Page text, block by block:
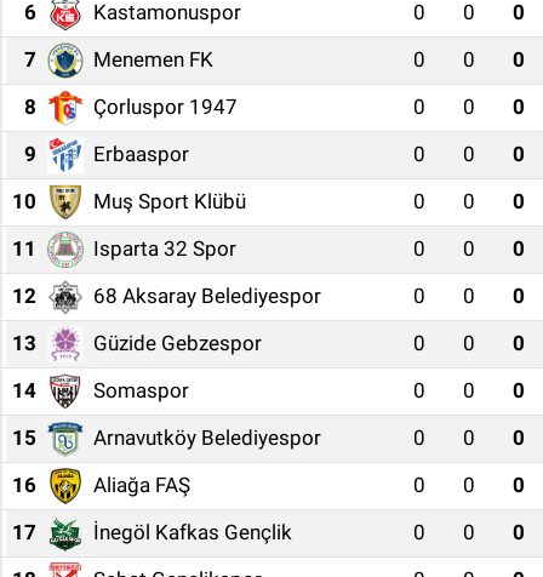
6
Kastamonuspor 0 0
0
7
Menemen FK 0 0
0
8
Çorluspor 1947 0 0
0
9
Erbaaspor 0 0
0
10
Muş Sport Klübü 0 0
0
11
Isparta 32 Spor 0 0
0
12
68 Aksaray Belediyespor 0 0
0
13
Güzide Gebzespor 0 0
0
14
Somaspor 0 0
0
15
Arnavutköy Belediyespor 0 0
0
16
Aliağa FAŞ 0 0
0
17
İnegöl Kafkas Gençlik 0 0
0